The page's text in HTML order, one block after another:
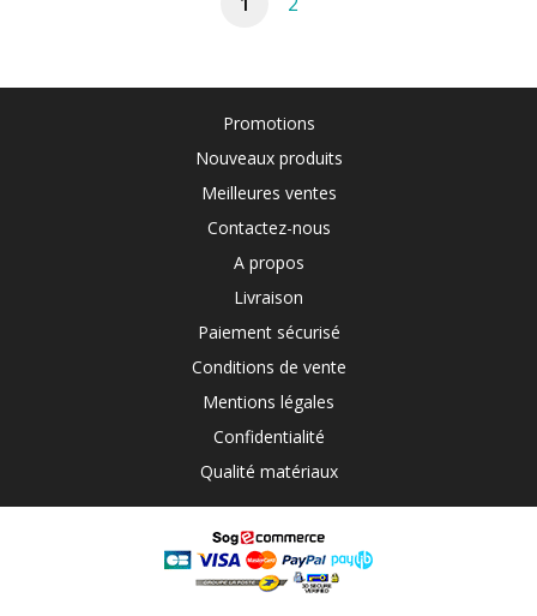
Promotions
Nouveaux produits
Meilleures ventes
Contactez-nous
A propos
Livraison
Paiement sécurisé
Conditions de vente
Mentions légales
Confidentialité
Qualité matériaux